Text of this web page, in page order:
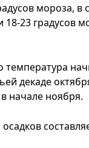
мороза, в
23 градусов
температура
декаде
начале ноября.